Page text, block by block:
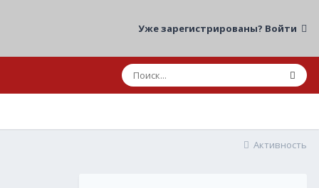
Уже зарегистрированы? Войти
Активность